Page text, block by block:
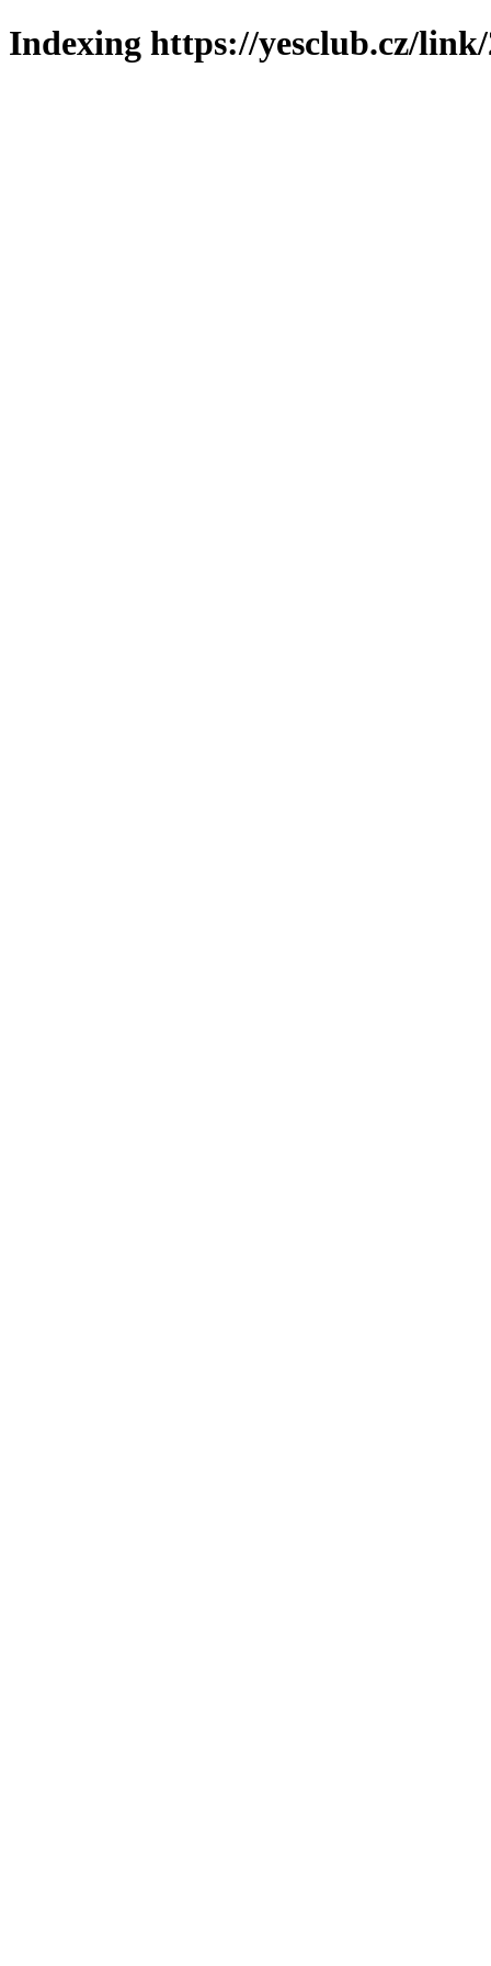
Indexing https://yesclub.cz/link/